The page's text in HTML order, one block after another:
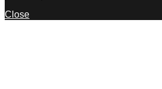
Close